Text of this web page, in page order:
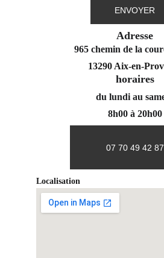
ENVOYER
Adresse
965 chemin de la
13290 Aix-en-
07 70 49 42 87
Localisation
horaires
du lundi au
8h00 à 20h00